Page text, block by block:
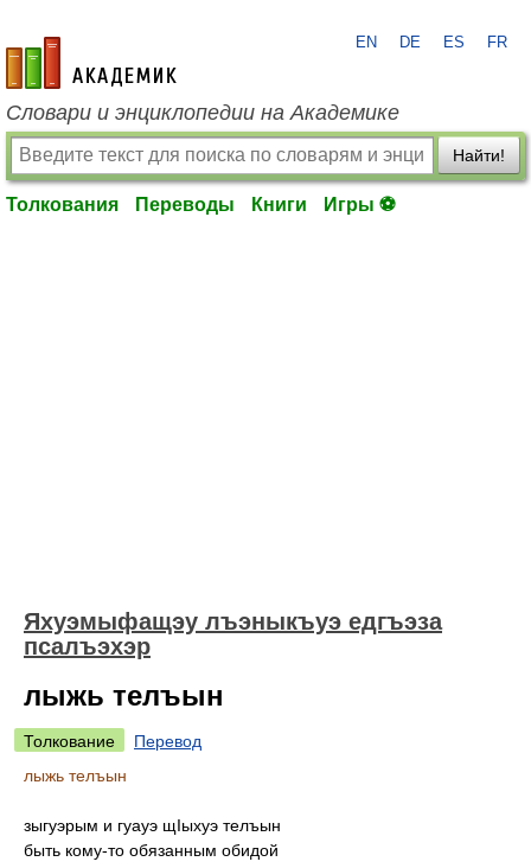
academic.ru
EN DE ES FR
Словари и энциклопедии на Академике
Найти!
Толкования Переводы Книги Игры ⚽
Яхуэмыфащэу лъэныкъуэ едгъэза
псалъэхэр
лыжь телъын
Толкование
Перевод
лыжь телъын
зыгуэрым и гуауэ щIыхуэ телъын
быть кому-то обязанным обидой